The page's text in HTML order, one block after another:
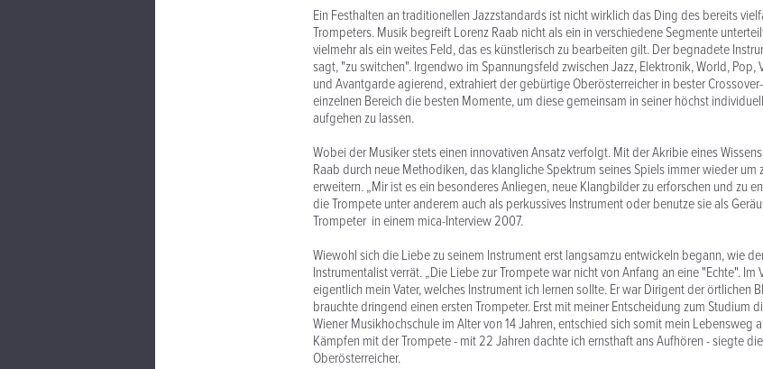
Ein Festhalten an traditionellen Jazzstandards ist nicht wirklich das Ding des bereits
Trompeters. Musik begreift Lorenz Raab nicht als ein in verschiedene Segmente
vielmehr als ein weites Feld, das es künstlerisch zu bearbeiten gilt. Der begnadete
sagt, "zu switchen". Irgendwo im Spannungsfeld zwischen Jazz, Elektronik, World, Pop,
und Avantgarde agierend, extrahiert der gebürtige Oberösterreicher in bester
einzelnen Bereich die besten Momente, um diese gemeinsam in seiner höchst
aufgehen zu lassen.
Wobei der Musiker stets einen innovativen Ansatz verfolgt. Mit der Akribie eines
Raab durch neue Methodiken, das klangliche Spektrum seines Spiels immer wieder um
erweitern. „Mir ist es ein besonderes Anliegen, neue Klangbilder zu erforschen und zu
die Trompete unter anderem auch als perkussives Instrument oder benutze sie als
Trompeter in einem mica-Interview 2007.
Wiewohl sich die Liebe zu seinem Instrument erst langsamzu entwickeln begann, wie
Instrumentalist verrät. „Die Liebe zur Trompete war nicht von Anfang an eine "Echte". Im
eigentlich mein Vater, welches Instrument ich lernen sollte. Er war Dirigent der örtlichen
brauchte dringend einen ersten Trompeter. Erst mit meiner Entscheidung zum Studium
Wiener Musikhochschule im Alter von 14 Jahren, entschied sich somit mein Lebensweg
Kämpfen mit der Trompete - mit 22 Jahren dachte ich ernsthaft ans Aufhören - siegte
Oberösterreicher.